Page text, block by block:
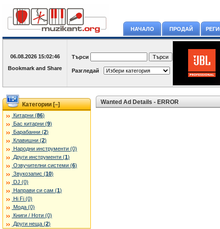
НАЧАЛО ПРОДАЙ
06.08.2026 15:02:46 Търси
Разгледай
Категории [–]
Китарни (86)
Бас китарни (9)
Барабанни (2)
Клавишни (2)
Народни инструменти (0)
Други инструменти (1)
Озвучителни системи (6)
Звукозапис (10)
DJ (0)
Направи си сам (1)
Hi Fi (0)
Мода (0)
Книги / Ноти (0)
Други неща (2)
Wanted Ad Details - ERROR